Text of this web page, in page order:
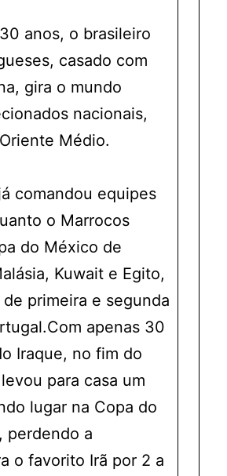
anos, o brasileiro
casado com
gira o mundo
nacionais,
Médio.
comandou equipes
o Marrocos
do México de
Kuwait e Egito,
primeira e segunda
apenas 30
Iraque, no fim do
para casa um
lugar na Copa do
perdendo a
o favorito Irã por 2 a